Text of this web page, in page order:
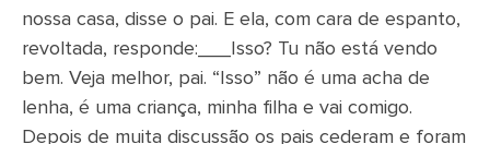
nossa casa, disse o pai. E ela, com cara de espanto,
revoltada, responde:___Isso? Tu não está vendo
bem. Veja melhor, pai. “Isso” não é uma acha de
lenha, é uma criança, minha filha e vai comigo.
Depois de muita discussão os pais cederam e foram